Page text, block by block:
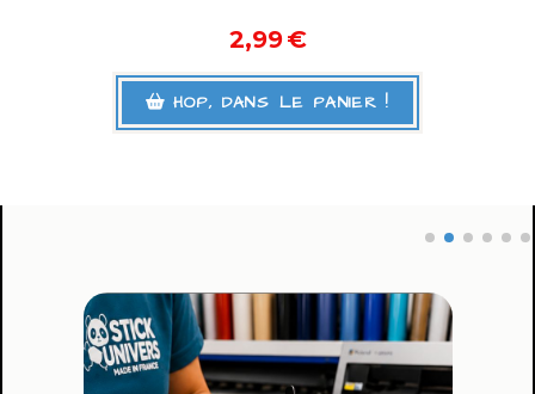
DANS LE PANIER !